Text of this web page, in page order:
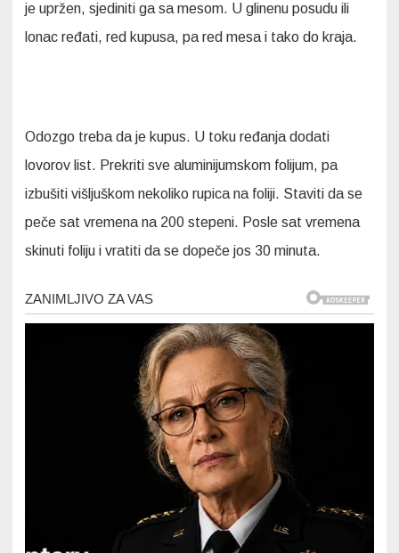
je upržen, sjediniti ga sa mesom. U glinenu posudu ili
lonac ređati, red kupusa, pa red mesa i tako do kraja.
Odozgo treba da je kupus. U toku ređanja dodati
lovorov list. Prekriti sve aluminijumskom folijum, pa
izbušiti višljuškom nekoliko rupica na foliji. Staviti da se
peče sat vremena na 200 stepeni. Posle sat vremena
skinuti foliju i vratiti da se dopeče jos 30 minuta.